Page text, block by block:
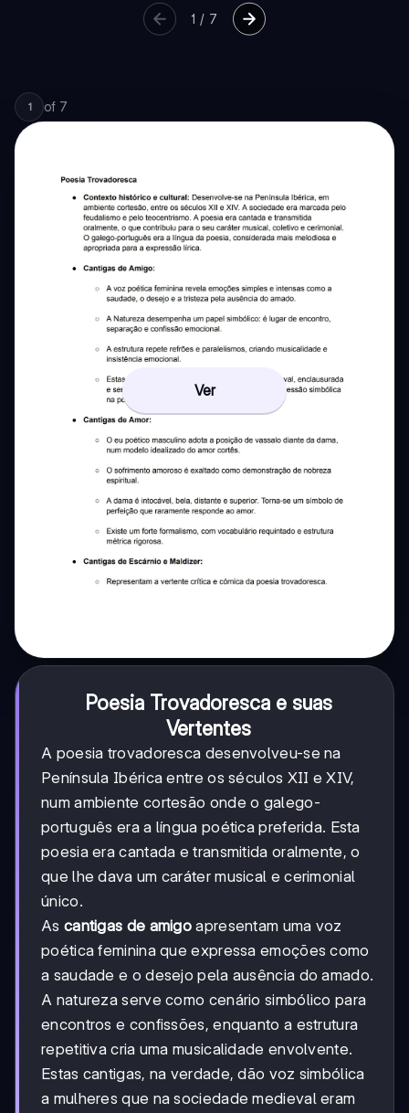
1 / 7
1 of 7
Ver
Poesia Trovadoresca e suas
Vertentes
A poesia trovadoresca desenvolveu-se na
Península Ibérica entre os séculos XII e XIV,
num ambiente cortesão onde o galego-
português era a língua poética preferida. Esta
poesia era cantada e transmitida oralmente, o
que lhe dava um caráter musical e cerimonial
único.
As cantigas de amigo apresentam uma voz
poética feminina que expressa emoções como
a saudade e o desejo pela ausência do amado.
A natureza serve como cenário simbólico para
encontros e confissões, enquanto a estrutura
repetitiva cria uma musicalidade envolvente.
Estas cantigas, na verdade, dão voz simbólica
a mulheres que na sociedade medieval eram